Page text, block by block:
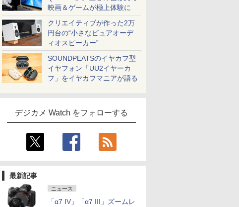
映画＆ゲームが極上体験に
クリエイティブが作った2万
円台の“小さなピュアオーデ
ィオスピーカー”
SOUNDPEATSのイヤカフ型
イヤフォン「UU2イヤーカ
フ」をイヤカフマニアが語る
デジカメ Watch をフォローする
最新記事
ニュース
「α7 IV」「α7 III」ズームレ